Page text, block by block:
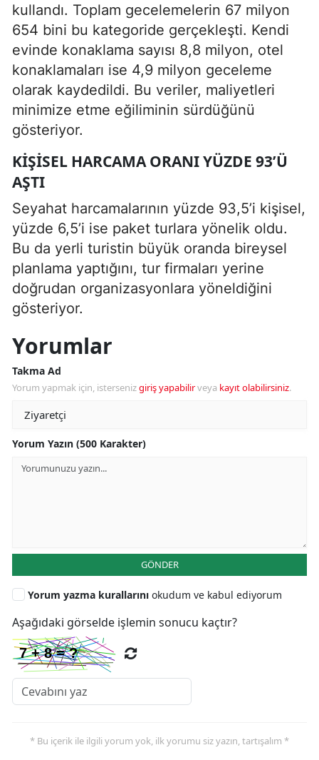
kullandı. Toplam gecelemelerin 67 milyon
654 bini bu kategoride gerçekleşti. Kendi
evinde konaklama sayısı 8,8 milyon, otel
konaklamaları ise 4,9 milyon geceleme
olarak kaydedildi. Bu veriler, maliyetleri
minimize etme eğiliminin sürdüğünü
gösteriyor.
KIŞISEL HARCAMA ORANI YÜZDE 93’Ü
AŞTI
Seyahat harcamalarının yüzde 93,5’i kişisel,
yüzde 6,5’i ise paket turlara yönelik oldu.
Bu da yerli turistin büyük oranda bireysel
planlama yaptığını, tur firmaları yerine
doğrudan organizasyonlara yöneldiğini
gösteriyor.
Yorumlar
Takma Ad
Yorum yapmak için, istersenizgiriş yapabilirveya kayıt olabilirsiniz.
Yorum Yazın (500 Karakter)
GÖNDER
Yorum yazma kurallarını okudum ve kabul ediyorum
Aşağıdaki görselde işlemin sonucu kaçtır?
* Bu içerik ile ilgili yorum yok, ilk yorumu siz yazın, tartışalım *